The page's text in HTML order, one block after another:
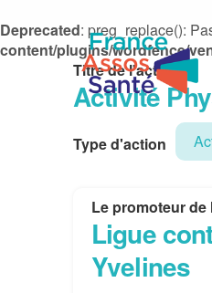
Deprecated: preg_replace():
content/plugins/wordfence/
Titre de l'action
Activité
Type d'action
Le promoteur de
Ligue
Yvelines